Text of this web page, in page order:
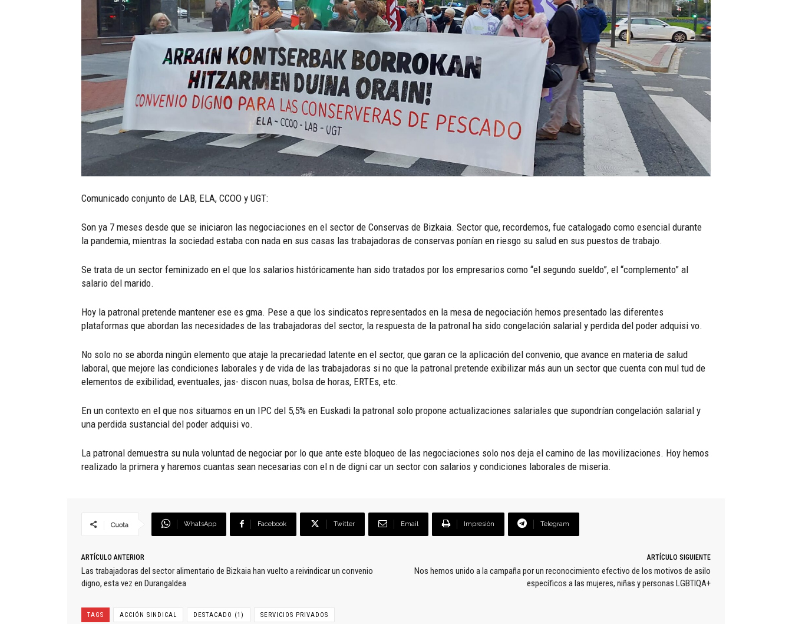
Comunicado conjunto de LAB, ELA, CCOO y UGT:
Son ya 7 meses desde que se iniciaron las negociaciones en el sector de Conservas de Bizkaia. Sector que, recordemos, fue catalogado como esencial durante
la pandemia, mientras la sociedad estaba con nada en sus casas las trabajadoras de conservas ponían en riesgo su salud en sus puestos de trabajo.
Se trata de un sector feminizado en el que los salarios históricamente han sido tratados por los empresarios como “el segundo sueldo”, el “complemento” al
salario del marido.
Hoy la patronal pretende mantener ese es gma. Pese a que los sindicatos representados en la mesa de negociación hemos presentado las diferentes
plataformas que abordan las necesidades de las trabajadoras del sector, la respuesta de la patronal ha sido congelación salarial y perdida del poder adquisi vo.
No solo no se aborda ningún elemento que ataje la precariedad latente en el sector, que garan ce la aplicación del convenio, que avance en materia de salud
laboral, que mejore las condiciones laborales y de vida de las trabajadoras si no que la patronal pretende exibilizar más aun un sector que cuenta con mul tud de
elementos de exibilidad, eventuales, jas- discon nuas, bolsa de horas, ERTEs, etc.
En un contexto en el que nos situamos en un IPC del 5,5% en Euskadi la patronal solo propone actualizaciones salariales que supondrían congelación salarial y
una perdida sustancial del poder adquisi vo.
La patronal demuestra su nula voluntad de negociar por lo que ante este bloqueo de las negociaciones solo nos deja el camino de las movilizaciones. Hoy hemos
realizado la primera y haremos cuantas sean necesarias con el n de digni car un sector con salarios y condiciones laborales de miseria.
Cuota WhatsApp Facebook Twitter Email Impresión Telegram
ARTÍCULO ANTERIOR
Las trabajadoras del sector alimentario de Bizkaia han vuelto a reivindicar un convenio
digno, esta vez en Durangaldea
ARTÍCULO SIGUIENTE
Nos hemos unido a la campaña por un reconocimiento efectivo de los motivos de asilo
específicos a las mujeres, niñas y personas LGBTIQA+
TAGS ACCIÓN SINDICAL DESTACADO (1) SERVICIOS PRIVADOS